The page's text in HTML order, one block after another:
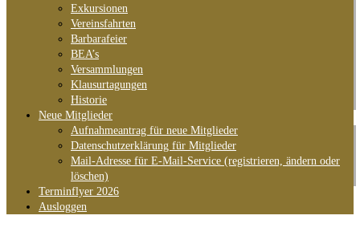
Exkursionen
Vereinsfahrten
Barbarafeier
BEA’s
Versammlungen
Klausurtagungen
Historie
Neue Mitglieder
Aufnahmeantrag für neue Mitglieder
Datenschutzerklärung für Mitglieder
Mail-Adresse für E-Mail-Service (registrieren, ändern oder
löschen)
Terminflyer 2026
Ausloggen